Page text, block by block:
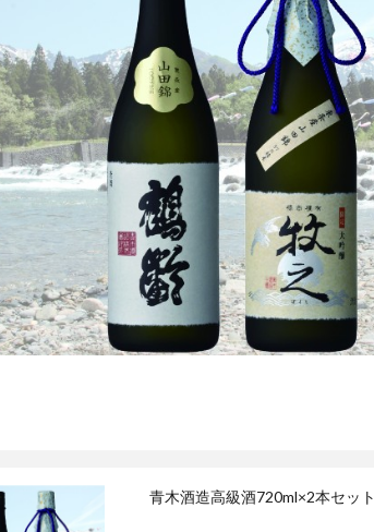
青木酒造高級酒720ml×2本セット